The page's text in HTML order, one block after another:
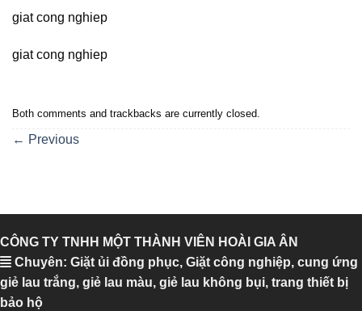
giat cong nghiep
giat cong nghiep
Both comments and trackbacks are currently closed.
← Previous
CÔNG TY TNHH MỘT THÀNH VIÊN HOÀI GIA ÂN
Chuyên: Giặt ủi đồng phục, Giặt công nghiệp, cung ứng
giẻ lau trắng, giẻ lau màu, giẻ lau không bụi, trang thiết bị
bảo hộ